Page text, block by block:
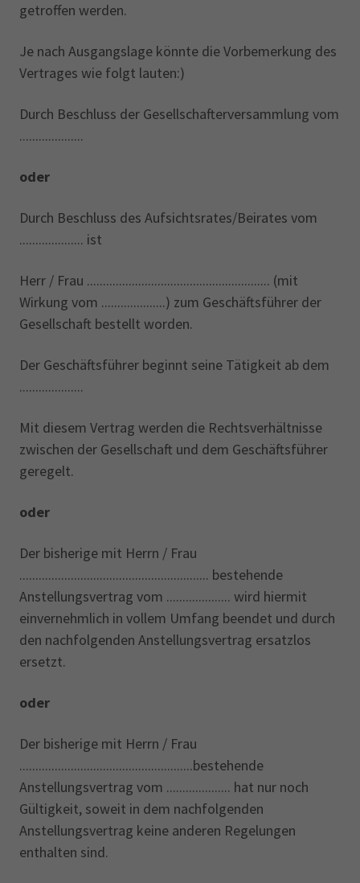
getroffen werden.
Je nach Ausgangslage könnte die Vorbemerkung des
Vertrages wie folgt lauten:)
Durch Beschluss der Gesellschafterversammlung vom
....................
oder
Durch Beschluss des Aufsichtsrates/Beirates vom
.................... ist
Herr / Frau ......................................................... (mit
Wirkung vom ....................) zum Geschäftsführer der
Gesellschaft bestellt worden.
Der Geschäftsführer beginnt seine Tätigkeit ab dem
....................
Mit diesem Vertrag werden die Rechtsverhältnisse
zwischen der Gesellschaft und dem Geschäftsführer
geregelt.
oder
Der bisherige mit Herrn / Frau
........................................................... bestehende
Anstellungsvertrag vom .................... wird hiermit
einvernehmlich in vollem Umfang beendet und durch
den nachfolgenden Anstellungsvertrag ersatzlos
ersetzt.
oder
Der bisherige mit Herrn / Frau
......................................................bestehende
Anstellungsvertrag vom .................... hat nur noch
Gültigkeit, soweit in dem nachfolgenden
Anstellungsvertrag keine anderen Regelungen
enthalten sind.